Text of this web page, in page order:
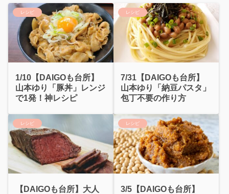
レシピ
1/10【DAIGOも台所】
山本ゆり「豚丼」レンジ
で1発！神レシピ
レシピ
7/31【DAIGOも台所】
山本ゆり「納豆パスタ」
包丁不要の作り方
レシピ
【DAIGOも台所】大人
レシピ
3/5【DAIGOも台所】